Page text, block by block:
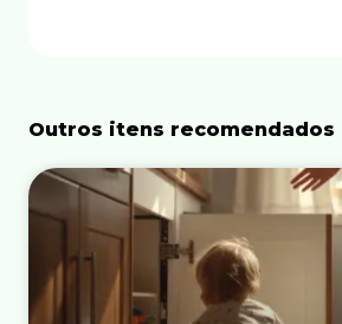
Outros itens recomendados